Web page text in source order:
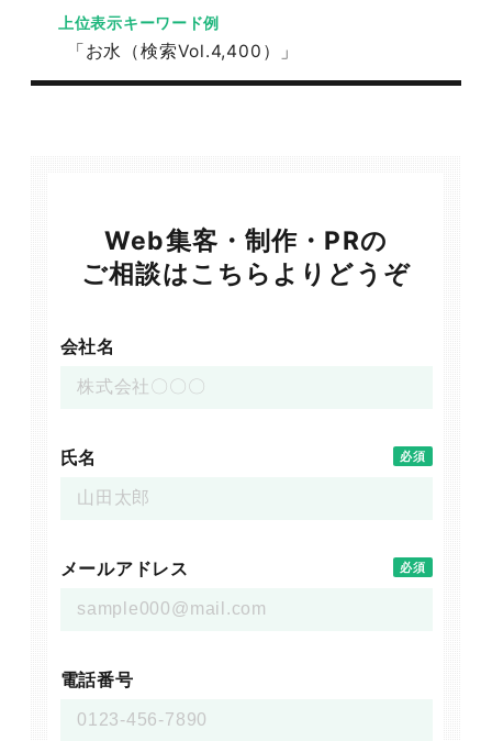
上位表示キーワード例
「お水（検索Vol.4,400）」
Web集客・制作・PRの
ご相談はこちらよりどうぞ
会社名
氏名 必須
メールアドレス 必須
電話番号